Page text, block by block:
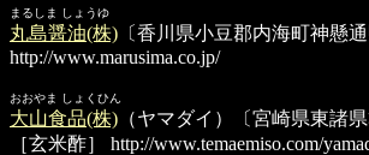
まるしま しょうゆ
丸島醤油(株) 〔香川県小豆郡内海町神懸
http://www.marusima.co.jp/
おおやま しょくひん
大山食品(株) （ヤマダイ）〔宮崎県東諸
［玄米酢］
http://www.temaemiso.com/